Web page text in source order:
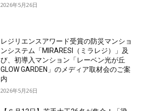
2026年5月26日
レジリエンスアワード受賞の防災マンショ
ンシステム「MIRARESI（ミラレジ）」及
び、初導入マンション「レーベン光が丘
GLOW GARDEN」のメディア取材会のご案
内
2026年5月26日